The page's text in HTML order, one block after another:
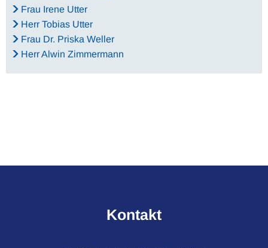
Frau Irene Utter
Herr Tobias Utter
Frau Dr. Priska Weller
Herr Alwin Zimmermann
Kontakt